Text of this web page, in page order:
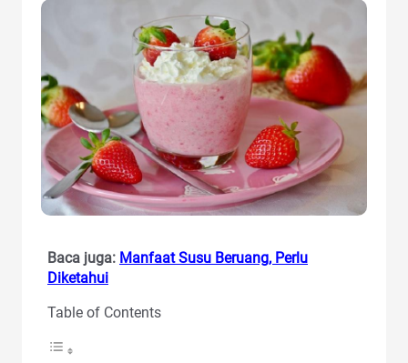
Baca juga: Manfaat Susu Beruang, Perlu
Diketahui
Table of Contents